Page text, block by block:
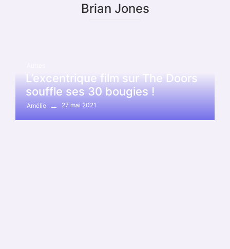
Brian Jones
L’excentrique film sur The Doors
souffle ses 30 bougies !
Amélie 27 mai 2021